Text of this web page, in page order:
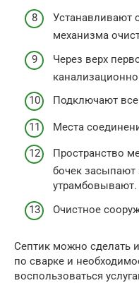
Устанавливают
механизма
Через верх
Подключают
Места
Пространство
бочек
утрамбовывают.
Очистное
Септик можно сделать
по сварке и
воспользоваться